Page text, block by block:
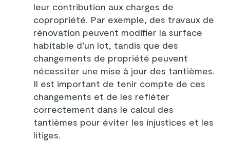
leur contribution aux charges de
copropriété. Par exemple, des travaux de
rénovation peuvent modifier la surface
habitable d’un lot, tandis que des
changements de propriété peuvent
nécessiter une mise à jour des tantièmes.
Il est important de tenir compte de ces
changements et de les refléter
correctement dans le calcul des
tantièmes pour éviter les injustices et les
litiges.